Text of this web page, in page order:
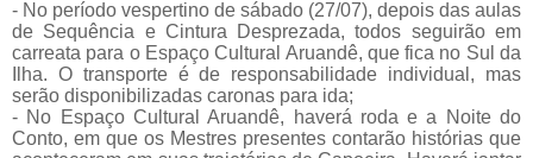
- No período vespertino de sábado (27/07), depois das aulas
de Sequência e Cintura Desprezada, todos seguirão em
carreata para o Espaço Cultural Aruandê, que fica no Sul da
Ilha. O transporte é de responsabilidade individual, mas
serão disponibilizadas caronas para ida;
- No Espaço Cultural Aruandê, haverá roda e a Noite do
Conto, em que os Mestres presentes contarão histórias que